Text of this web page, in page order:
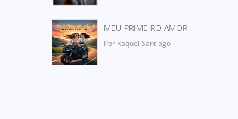
MEU PRIMEIRO AMOR
Por Raquel Santiago